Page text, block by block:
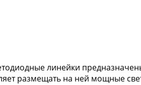
линейки
размещать на ней мощные